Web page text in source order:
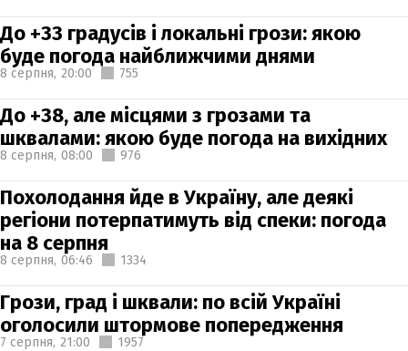
До +33 градусів і локальні грози: якою
буде погода найближчими днями
8 серпня, 20:00 755
До +38, але місцями з грозами та
шквалами: якою буде погода на вихідних
8 серпня, 08:00 976
Похолодання йде в Україну, але деякі
регіони потерпатимуть від спеки: погода
на 8 серпня
8 серпня, 06:46 1334
Грози, град і шквали: по всій Україні
оголосили штормове попередження
7 серпня, 21:00 1957